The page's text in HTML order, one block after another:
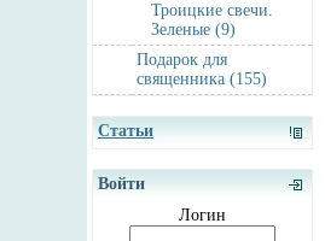
Троицкие свечи.
Зеленые (9)
Подарок для
священника (155)
Статьи
Войти
Логин